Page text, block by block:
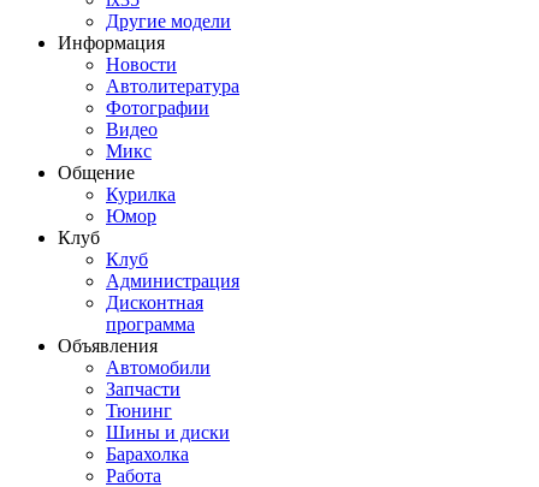
Другие модели
Информация
Новости
Автолитература
Фотографии
Видео
Микс
Общение
Курилка
Юмор
Клуб
Клуб
Администрация
Дисконтная
программа
Объявления
Автомобили
Запчасти
Тюнинг
Шины и диски
Барахолка
Работа